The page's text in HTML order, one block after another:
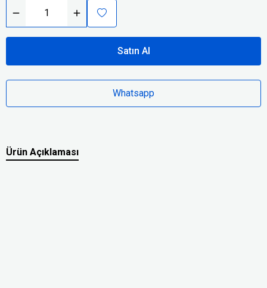
Satın Al
Whatsapp
Ürün Açıklaması